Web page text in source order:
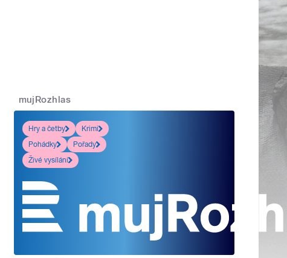
mujRozhlas
Hry a četby
Krimi
Pohádky
Pořady
Živé vysílání